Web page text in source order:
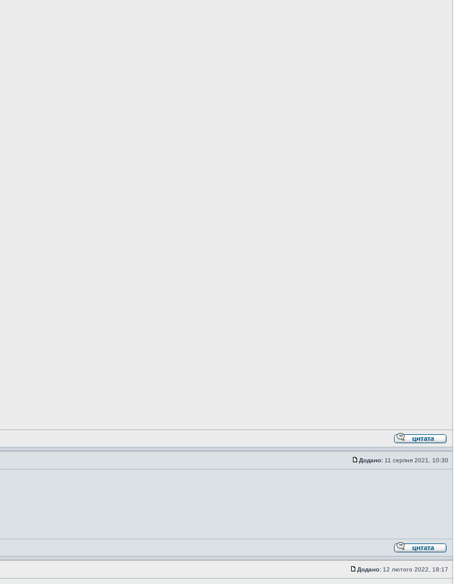
Додано: 11 серпня 2021, 10:30
Додано: 12 лютого 2022, 18:17